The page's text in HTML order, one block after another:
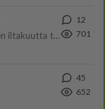
Poliisin mukaan nuori oli lähes täysi-ikäinen. Ennen iltakuutta tulleen ilmoituksen mukaan ihminen oli joutunut mahdoll
12
701
45
652